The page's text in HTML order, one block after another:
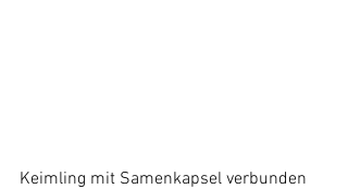
Keimling mit Samenkapsel verbunden